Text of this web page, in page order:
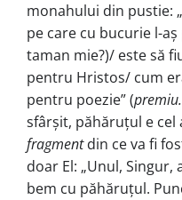
monahului din pustie:
pe care cu bucurie l-
taman mie?)/ este să
pentru Hristos/ cum
pentru poezie” (
sfârșit, păhăruțul e cel
fragmentdin ce va fi
doar El: „Unul,
bem cu păhăruțul.